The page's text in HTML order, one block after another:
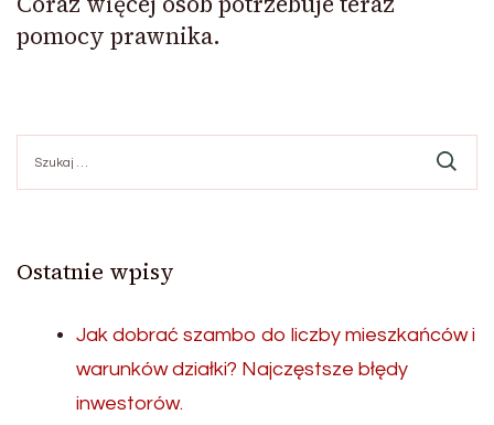
pomocy prawnika.
Ostatnie wpisy
Jak dobrać szambo do liczby mieszkańców i
warunków działki? Najczęstsze błędy
inwestorów.